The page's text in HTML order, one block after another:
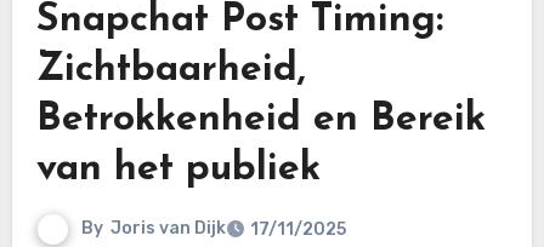
Snapchat Post Timing:
Zichtbaarheid,
Betrokkenheid en Bereik
van het publiek
By Joris van Dijk 17/11/2025